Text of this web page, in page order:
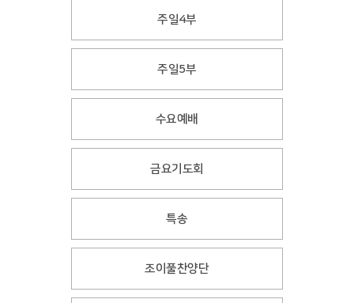
주일4부
주일5부
수요예배
금요기도회
특송
조이풀찬양단